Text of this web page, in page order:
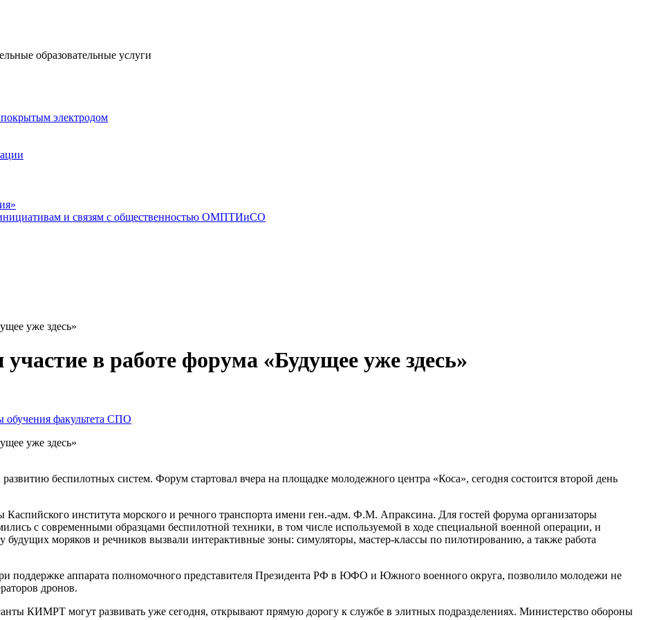
образовательные услуги
электродом
и связям с общественностью ОМПТИиСО
уже здесь»
в работе форума «Будущее уже здесь»
обучения факультета СПО
уже здесь»
беспилотных систем. Форум стартовал вчера на площадке молодежного центра «Коса», сегодня состоится второй день
института морского и речного транспорта имени ген.-адм. Ф.М. Апраксина. Для гостей форума организаторы
с современными образцами беспилотной техники, в том числе используемой в ходе специальной военной операции, и
моряков и речников вызвали интерактивные зоны: симуляторы, мастер-классы по пилотированию, а также работа
поддержке аппарата полномочного представителя Президента РФ в ЮФО и Южного военного округа, позволило молодежи не
дронов.
КИМРТ могут развивать уже сегодня, открывают прямую дорогу к службе в элитных подразделениях. Министерство обороны